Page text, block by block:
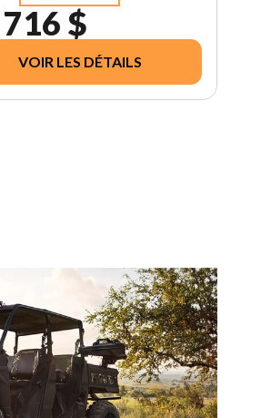
$
VOIR LES DÉTAILS